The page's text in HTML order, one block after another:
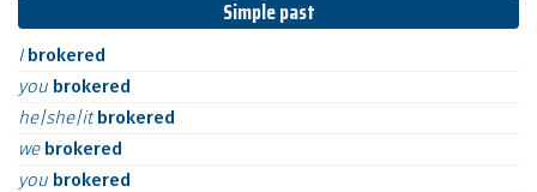
Simple past
I brokered
you brokered
he|she|itbrokered
we brokered
you brokered